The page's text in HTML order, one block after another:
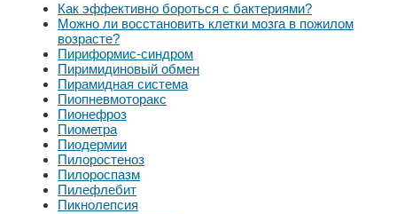
Как эффективно бороться с бактериями?
Можно ли восстановить клетки мозга в пожилом
возрасте?
Пириформис-синдром
Пиримидиновый обмен
Пирамидная система
Пиопневмоторакс
Пионефроз
Пиометра
Пиодермии
Пилоростеноз
Пилороспазм
Пилефлебит
Пикнолепсия